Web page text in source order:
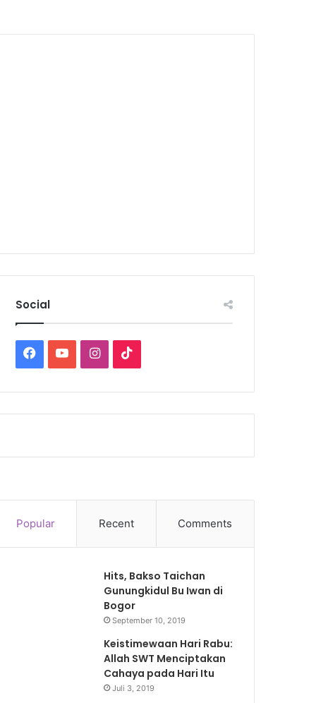
Social
Facebook
YouTubeInstagram
Popular Recent Comments
Hits, Bakso Taichan
Gunungkidul Bu Iwan di
Bogor
September 10, 2019
Keistimewaan Hari Rabu:
Allah SWT Menciptakan
Cahaya pada Hari Itu
Juli 3, 2019